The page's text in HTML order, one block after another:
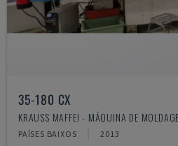
35-180 CX
KRAUSS MAFFEI - MÁQUINA DE
PAÍSES BAIXOS 2013